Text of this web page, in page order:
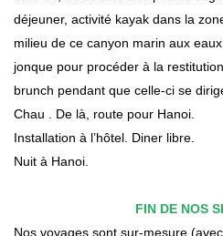
déjeuner, activité kayak dans la
milieu de ce canyon marin aux
jonque pour procéder à la
brunch pendant que celle-ci se
Chau . De là, route pour Hanoi.
Installation à l’hôtel. Diner libre.
Nuit à Hanoi.
FIN DE NOS
Nos voyages sont sur-mesure